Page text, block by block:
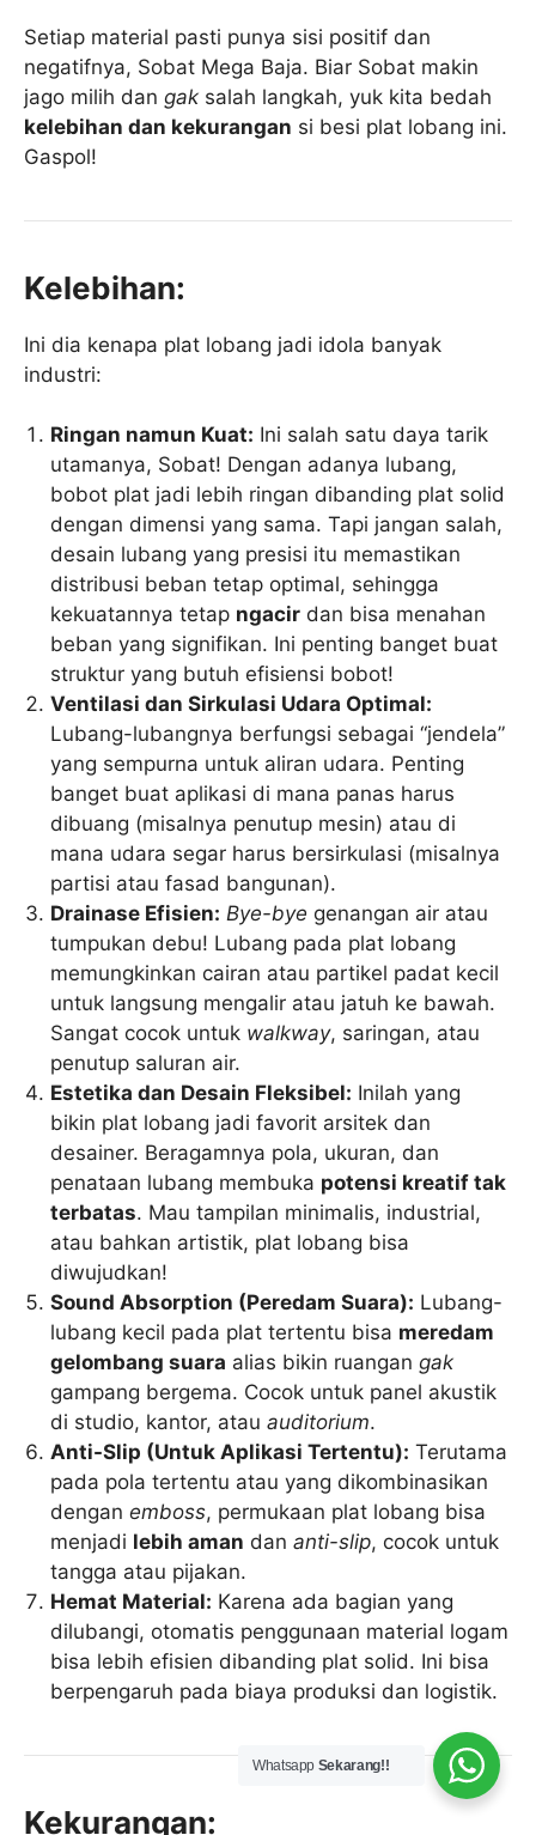
Setiap material pasti punya sisi positif dan
negatifnya, Sobat Mega Baja. Biar Sobat makin
jago milih dan gak salah langkah, yuk kita bedah
kelebihan dan kekurangan si besi plat lobang ini.
Gaspol!
Kelebihan:
Ini dia kenapa plat lobang jadi idola banyak
industri:
Ringan namun Kuat: Ini salah satu daya tarik
utamanya, Sobat! Dengan adanya lubang,
bobot plat jadi lebih ringan dibanding plat solid
dengan dimensi yang sama. Tapi jangan salah,
desain lubang yang presisi itu memastikan
distribusi beban tetap optimal, sehingga
kekuatannya tetap ngacir dan bisa menahan
beban yang signifikan. Ini penting banget buat
struktur yang butuh efisiensi bobot!
Ventilasi dan Sirkulasi Udara Optimal:
Lubang-lubangnya berfungsi sebagai “jendela”
yang sempurna untuk aliran udara. Penting
banget buat aplikasi di mana panas harus
dibuang (misalnya penutup mesin) atau di
mana udara segar harus bersirkulasi (misalnya
partisi atau fasad bangunan).
Drainase Efisien: Bye-bye genangan air atau
tumpukan debu! Lubang pada plat lobang
memungkinkan cairan atau partikel padat kecil
untuk langsung mengalir atau jatuh ke bawah.
Sangat cocok untuk walkway, saringan, atau
penutup saluran air.
Estetika dan Desain Fleksibel: Inilah yang
bikin plat lobang jadi favorit arsitek dan
desainer. Beragamnya pola, ukuran, dan
penataan lubang membuka potensi kreatif tak
terbatas. Mau tampilan minimalis, industrial,
atau bahkan artistik, plat lobang bisa
diwujudkan!
Sound Absorption (Peredam Suara): Lubang-
lubang kecil pada plat tertentu bisa meredam
gelombang suara alias bikin ruangangak
gampang bergema. Cocok untuk panel akustik
di studio, kantor, atauauditorium.
Anti-Slip (Untuk Aplikasi Tertentu): Terutama
pada pola tertentu atau yang dikombinasikan
denganemboss, permukaan plat lobang bisa
menjadi lebih aman dananti-slip, cocok untuk
tangga atau pijakan.
Hemat Material: Karena ada bagian yang
dilubangi, otomatis penggunaan material logam
bisa lebih efisien dibanding plat solid. Ini bisa
berpengaruh pada biaya produksi dan logistik.
Kekurangan:
Whatsapp Sekarang!!